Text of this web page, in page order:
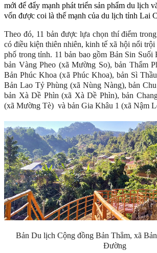
mới để đẩy mạnh phát triển sản phẩm du lịch
vốn được coi là thế mạnh của du lịch tỉnh Lai
Theo đó, 11 bản được lựa chọn thí điểm
có điều kiện thiên nhiên, kinh tế xã hội nổi trội
phố trong tỉnh. 11 bản bao gồm Bản Sin Suối
bản Vàng Pheo (xã Mường So), bản Thẩm
Bản Phúc Khoa (xã Phúc Khoa), bản Sì
Bản Lao Tỷ Phùng (xã Nùng Nàng), bản
bản Xà Dề Phìn (xã Xà Dề Phìn), bản
(xã Mường Tè) và bản Gia Khâu 1 (xã Nậm
Bản Du lịch Cộng đồng Bản Thẳm, xã
Đường